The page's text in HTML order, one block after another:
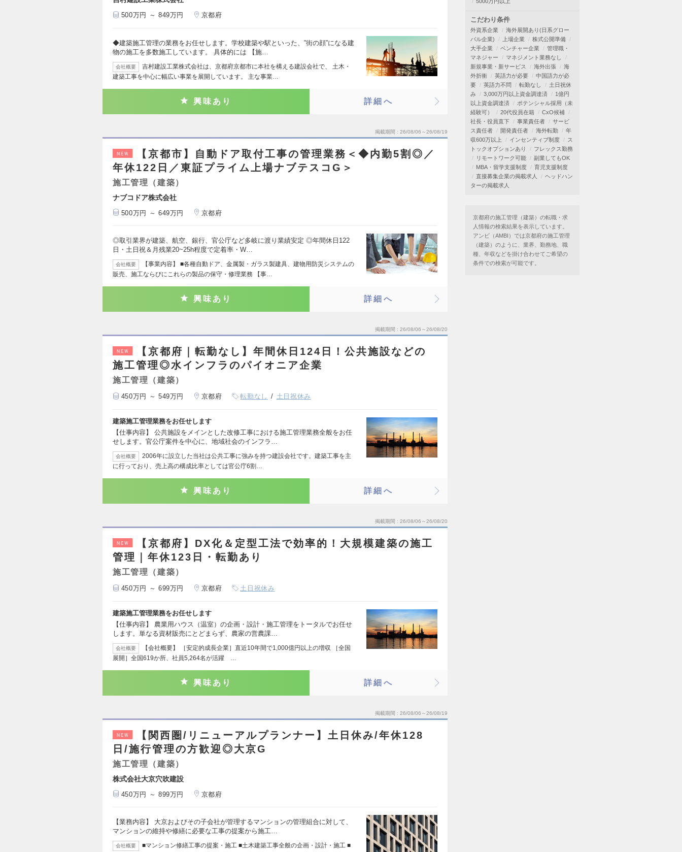
500万円 ～ 849万円 京都府
◆建築施工管理の業務をお任せします。学校建築や駅といった、”街の顔”になる建
物の施工を多数施工しています。 具体的には 【施…
会社概要
吉村建設工業株式会社は、京都府京都市に本社を構える建設会社で、 土木・
建築工事を中心に幅広い事業を展開しています。 主な事業…
興味あり 詳細へ
掲載期間 26/08/06～26/08/19
NEW
【京都市】自動ドア取付工事の管理業務＜◆内勤5割◎／
年休122日／東証プライム上場ナブテスコG＞
施工管理（建築）
ナブコドア株式会社
500万円 ～ 649万円 京都府
◎取引業界が建築、航空、銀行、官公庁など多岐に渡り業績安定 ◎年間休日122
日・土日祝＆月残業20~25h程度で定着率・W…
会社概要
【事業内容】 ■各種自動ドア、金属製・ガラス製建具、建物用防災システムの
販売、施工ならびにこれらの製品の保守・修理業務 【事…
興味あり 詳細へ
掲載期間 26/08/06～26/08/20
NEW
【京都府｜転勤なし】年間休日124日！公共施設などの
施工管理◎水インフラのパイオニア企業
施工管理（建築）
450万円 ～ 549万円 京都府 転勤なし 土日祝休み
建築施工管理業務をお任せします
【仕事内容】 公共施設をメインとした改修工事における施工管理業務全般をお任
せします。官公庁案件を中心に、地域社会のインフラ…
会社概要
2006年に設立した当社は公共工事に強みを持つ建設会社です。建築工事を主
に行っており、売上高の構成比率としては官公庁6割…
興味あり 詳細へ
掲載期間 26/08/06～26/08/20
NEW
【京都府】DX化＆定型工法で効率的！大規模建築の施工
管理｜年休123日・転勤あり
施工管理（建築）
450万円 ～ 699万円 京都府 土日祝休み
建築施工管理業務をお任せします
【仕事内容】 農業用ハウス（温室）の企画・設計・施工管理をトータルでお任せ
します。単なる資材販売にとどまらず、農家の営農課…
会社概要
【会社概要】 ［安定的成長企業］直近10年間で1,000億円以上の増収 ［全国
展開］全国619か所、社員5,264名が活躍 …
興味あり 詳細へ
掲載期間 26/08/06～26/08/19
NEW
【関西圏/リニューアルプランナー】土日休み/年休128
日/施行管理の方歓迎◎大京G
施工管理（建築）
株式会社大京穴吹建設
450万円 ～ 899万円 京都府
【業務内容】 大京およびその子会社が管理するマンションの管理組合に対して、
マンションの維持や修繕に必要な工事の提案から施工…
会社概要 ■マンション修繕工事の提案・施工 ■土木建築工事全般の企画・設計・施工 ■
こだわり条件
外資系企業
海外展開あり(日系グロー
バル企業)
上場企業
株式公開準備
大手企業
ベンチャー企業
管理職・
マネジャー
マネジメント業務なし
新規事業・新サービス
海外出張
海
外折衝
英語力が必要
中国語力が必
要
英語力不問 転勤なし
土日祝休
み
3,000万円以上資金調達済
1億円
以上資金調達済
ポテンシャル採用（未
経験可）
20代役員在籍
CxO候補
社長・役員直下
事業責任者
サービ
ス責任者
開発責任者 海外転勤
年
収600万以上
インセンティブ制度
ス
トックオプションあり
フレックス勤務
リモートワーク可能
副業してもOK
MBA・留学支援制度
育児支援制度
直接募集企業の掲載求人
ヘッドハン
ターの掲載求人
京都府の施工管理（建築）の転職・求
人情報の検索結果を表示しています。
アンビ（AMBI）では京都府の施工管理
（建築）のように、業界、勤務地、職
種、年収などを掛け合わせてご希望の
条件での検索が可能です。